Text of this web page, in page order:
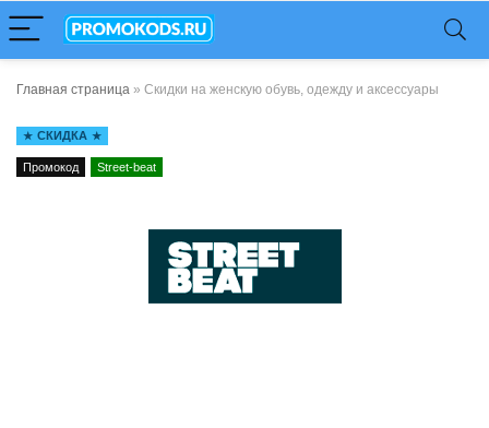
Главная страница » Скидки на женскую обувь, одежду и аксессуары
СКИДКА
Промокод Street-beat